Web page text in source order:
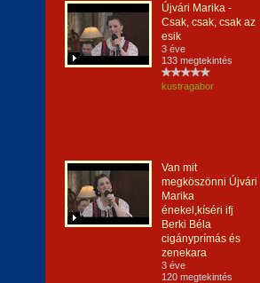
Újvári Marika -
Csak, csak, csak az
esik
3 éve
133 megtekintés
kustragabor
Van mit
megköszönni Újvári
Marika
énekel,kíséri ifj
Berki Béla
cigányprímás és
zenekara
3 éve
120 megtekintés